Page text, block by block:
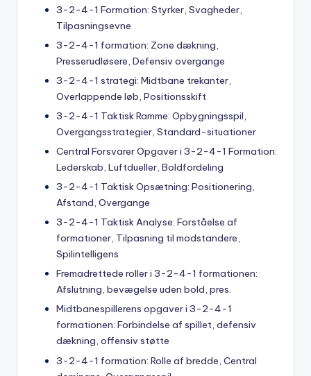
3-2-4-1 Formation: Styrker, Svagheder,
Tilpasningsevne
3-2-4-1 formation: Zone dækning,
Presserudløsere, Defensiv overgange
3-2-4-1 strategi: Midtbane trekanter,
Overlappende løb, Positionsskift
3-2-4-1 Taktisk Ramme: Opbygningsspil,
Overgangsstrategier, Standard-situationer
Central Forsvarer Opgaver i 3-2-4-1 Formation:
Lederskab, Luftdueller, Boldfordeling
3-2-4-1 Taktisk Opsætning: Positionering,
Afstand, Overgange
3-2-4-1 Taktisk Analyse: Forståelse af
formationer, Tilpasning til modstandere,
Spilintelligens
Fremadrettede roller i 3-2-4-1 formationen:
Afslutning, bevægelse uden bold, pres.
Midtbanespillerens opgaver i 3-2-4-1
formationen: Forbindelse af spillet, defensiv
dækning, offensiv støtte
3-2-4-1 formation: Rolle af bredde, Central